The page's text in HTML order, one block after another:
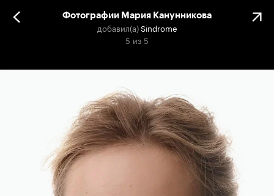
Фотографии Мария Канунникова
добавил(а)Sindrome
5 из 5